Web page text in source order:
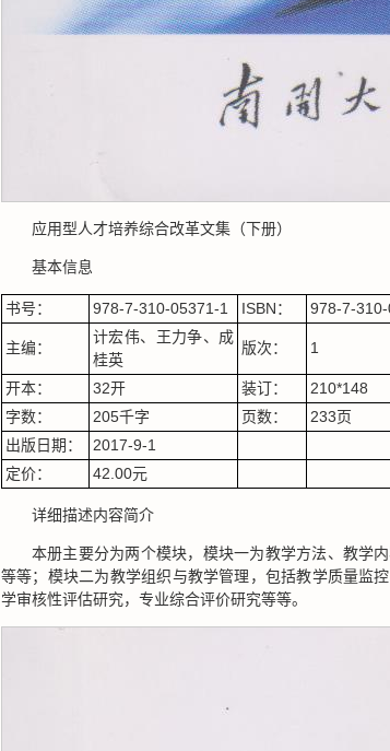
应用型人才培养综合改革文集（下册）
基本信息
书号： 978-7-310-05371-1 ISBN： 978-7-310-
主编：
计宏伟、王力争、成
桂英
版次： 1
开本： 32开 装订：
210*148
字数：
205千字 页数：
233页
出版日期：
2017-9-1
定价：
42.00元
详细描述内容简介
本册主要分为两个模块，模块一为教学方法、教学
等等；模块二为教学组织与教学管理，包括教学质量监
学审核性评估研究，专业综合评价研究等等。